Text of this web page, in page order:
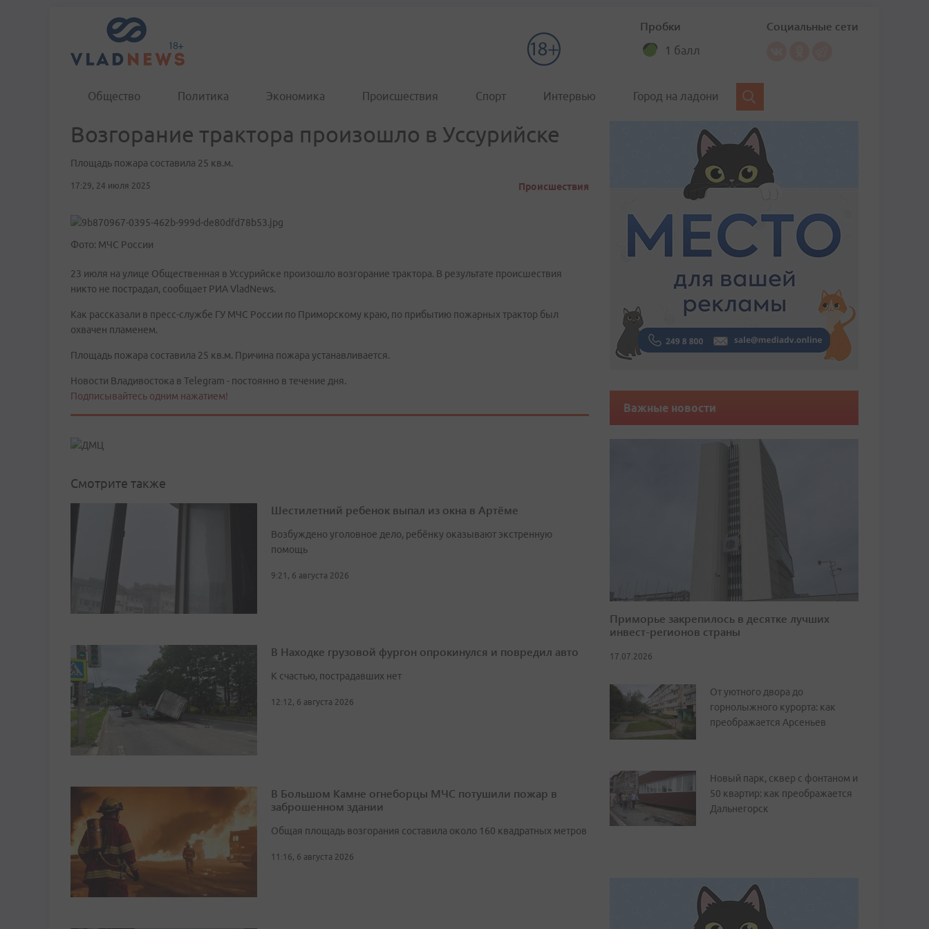
Пробки
1 балл
Социальные сети
Общество Политика Экономика Происшествия Спорт Интервью Город на ладони
Возгорание трактора произошло в Уссурийске
Площадь пожара составила 25 кв.м.
17:29, 24 июля 2025 Происшествия
Фото: МЧС России
23 июля на улице Общественная в Уссурийске произошло возгорание трактора. В результате происшествия
никто не пострадал, сообщает РИА VladNews.
Как рассказали в пресс-службе ГУ МЧС России по Приморскому краю, по прибытию пожарных трактор был
охвачен пламенем.
Площадь пожара составила 25 кв.м. Причина пожара устанавливается.
Новости Владивостока в Telegram - постоянно в течение дня.
Подписывайтесь одним нажатием!
Смотрите также
Шестилетний ребенок выпал из окна в Артёме
Возбуждено уголовное дело, ребёнку оказывают экстренную
помощь
9:21, 6 августа 2026
В Находке грузовой фургон опрокинулся и повредил авто
К счастью, пострадавших нет
12:12, 6 августа 2026
В Большом Камне огнеборцы МЧС потушили пожар в
заброшенном здании
Общая площадь возгорания составила около 160 квадратных метров
11:16, 6 августа 2026
Важные новости
Приморье закрепилось в десятке лучших
инвест-регионов страны
17.07.2026
От уютного двора до
горнолыжного курорта: как
преображается Арсеньев
Новый парк, сквер с фонтаном и
50 квартир: как преображается
Дальнегорск